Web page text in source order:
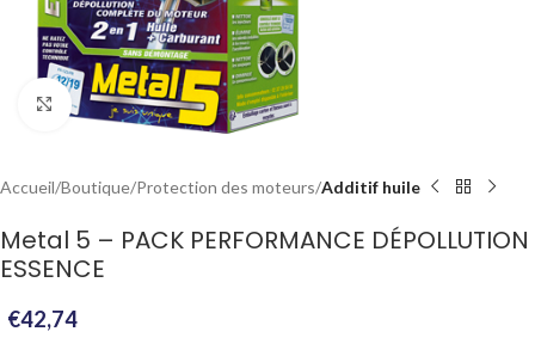
Click to enlarge
Accueil Boutique Protection des moteurs Additif huile
Metal 5 – PACK PERFORMANCE DÉPOLLUTION
ESSENCE
€42,74